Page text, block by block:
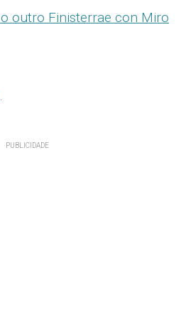
outro Finisterrae con Miro
.